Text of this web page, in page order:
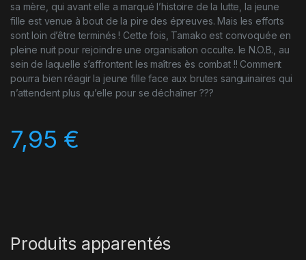
sa mère, qui avant elle a marqué l’histoire de la lutte, la jeune
fille est venue à bout de la pire des épreuves. Mais les efforts
sont loin d’être terminés ! Cette fois, Tamako est convoquée en
pleine nuit pour rejoindre une organisation occulte. le N.O.B., au
sein de laquelle s’affrontent les maîtres ès combat !! Comment
pourra bien réagir la jeune fille face aux brutes sanguinaires qui
n’attendent plus qu’elle pour se déchaîner ???
7,95 €
Produits apparentés